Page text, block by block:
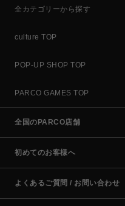
全カテゴリーから探す
culture TOP
POP-UP SHOP TOP
PARCO GAMES TOP
全国のPARCO店舗
初めてのお客様へ
よくあるご質問 / お問い合わせ